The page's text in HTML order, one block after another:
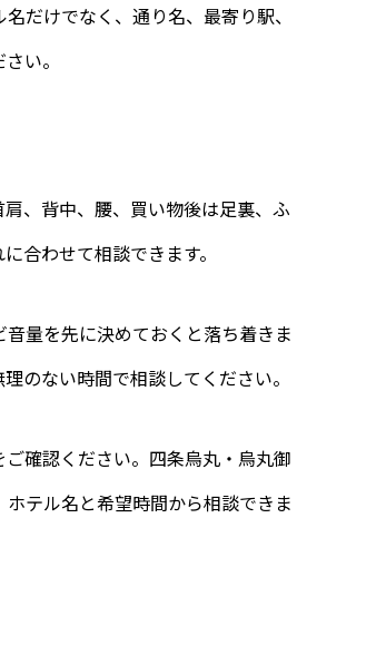
だけでなく、通り名、最寄り駅、
い。
、背中、腰、買い物後は足裏、ふ
合わせて相談できます。
量を先に決めておくと落ち着きま
のない時間で相談してください。
ご確認ください。四条烏丸・烏丸御
テル名と希望時間から相談できま